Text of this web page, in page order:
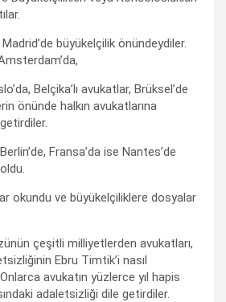
büyükelçilik önündeydiler.
Belçika’lı avukatlar, Brüksel’de
önünde halkın avukatlarına
Fransa’da ise Nantes’de
okundu ve büyükelçiliklere dosyalar
çeşitli milliyetlerden avukatları,
Ebru Timtik’i nasıl
avukatın yüzlerce yıl hapis
adaletsizliği dile getirdiler.